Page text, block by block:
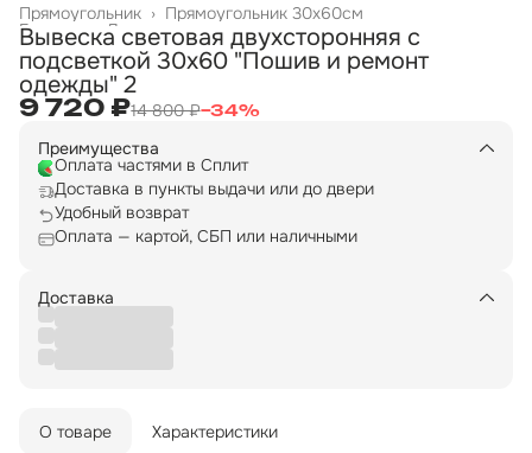
Прямоугольник 30х60см
Прямоугольник ›
Двухсторонние вывески ›
Главная ›
Вывеска световая двухсторонняя с
подсветкой 30х60 "Пошив и ремонт
одежды" 2
9 720 ₽14 800 ₽−34%
Преимущества
Оплата частями в Сплит
Доставка в пункты выдачи или до двери
Удобный возврат
Оплата — картой, СБП или наличными
Доставка
О товаре Характеристики